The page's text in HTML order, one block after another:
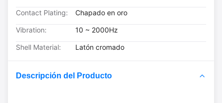
Contact Plating: Chapado en oro
Vibration: 10 ~ 2000Hz
Shell Material: Latón cromado
Descripción del Producto